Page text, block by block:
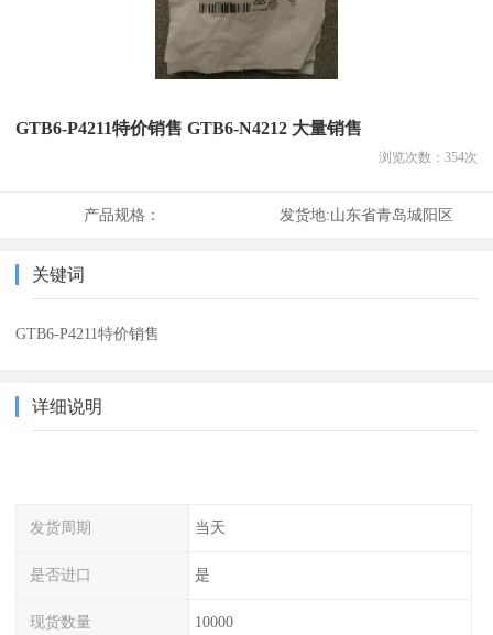
GTB6-P4211特价销售 GTB6-N4212 大量销售
浏览次数： 354次
产品规格： 发货地:山东省青岛城阳区
关键词
GTB6-P4211特价销售
详细说明
发货周期 当天
是否进口 是
现货数量 10000